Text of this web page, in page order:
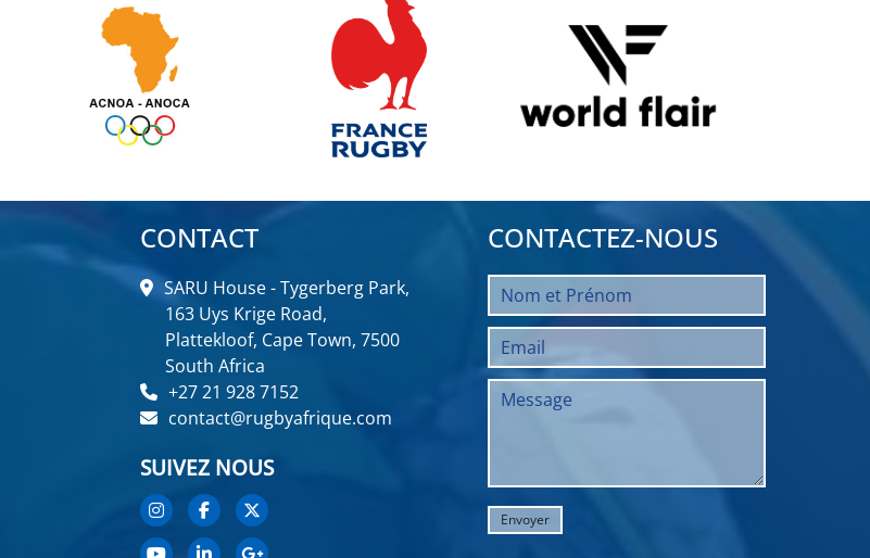
CONTACT
SARU House - Tygerberg Park,
163 Uys Krige Road,
Plattekloof, Cape Town, 7500
South Africa
+27 21 928 7152
contact@rugbyafrique.com
SUIVEZ NOUS
CONTACTEZ-NOUS